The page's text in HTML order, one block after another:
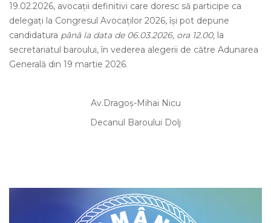
19.02.2026, avocaţii definitivi care doresc să participe ca
delegaţi la Congresul Avocaţilor 2026, își pot depune
candidatura până la data de 06.03.2026, ora 12.00, la
secretariatul baroului, în vederea alegerii de către Adunarea
Generală din 19 martie 2026.
Av.Dragoș-Mihai Nicu
Decanul Baroului Dolj